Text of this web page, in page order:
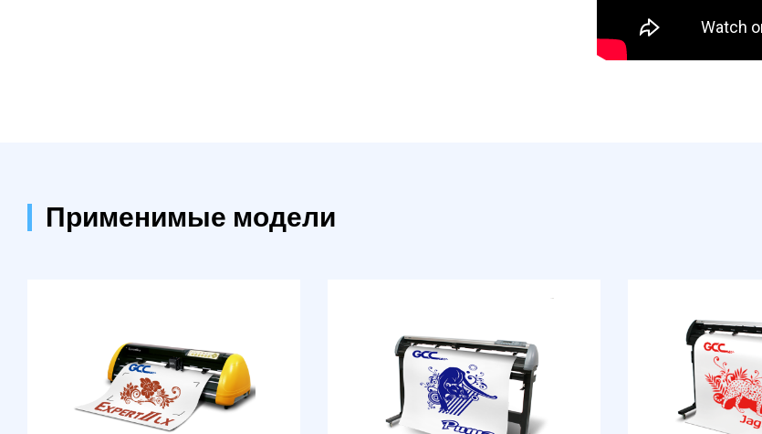
Применимые модели